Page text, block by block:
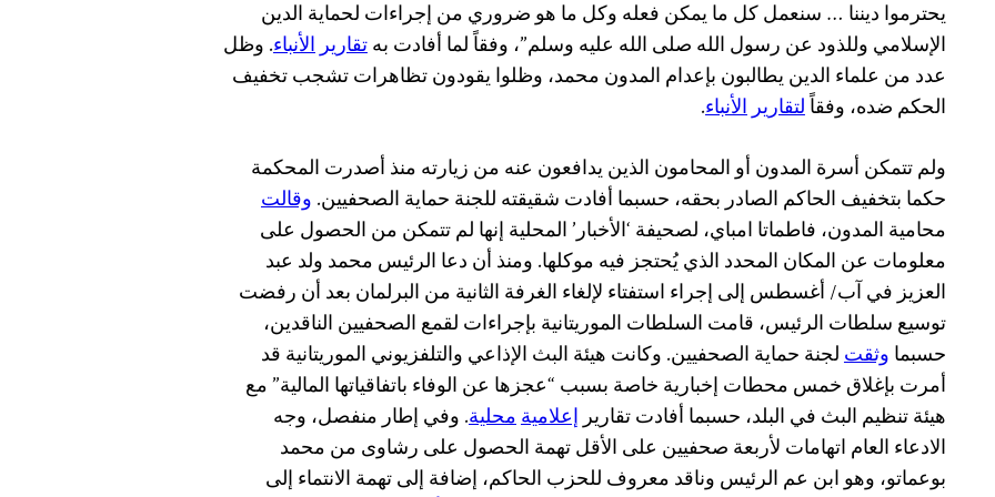
يحترموا ديننا … سنعمل كل ما يمكن فعله وكل ما هو ضروري من إجراءات لحماية الدين
الإسلامي وللذود عن رسول الله صلى الله عليه وسلم”، وفقاً لما أفادت بهتقاريرالأنباء. وظل
عدد من علماء الدين يطالبون بإعدام المدون محمد، وظلوا يقودون تظاهرات تشجب تخفيف
الحكم ضده، وفقاًلتقاريرالأنباء.
ولم تتمكن أسرة المدون أو المحامون الذين يدافعون عنه من زيارته منذ أصدرت المحكمة
حكما بتخفيف الحاكم الصادر بحقه، حسبما أفادت شقيقته للجنة حماية الصحفيين. وقالت
محامية المدون، فاطماتا امباي، لصحيفة ‘الأخبار’ المحلية إنها لم تتمكن من الحصول على
معلومات عن المكان المحدد الذي يُحتجز فيه موكلها. ومنذ أن دعا الرئيس محمد ولد عبد
العزيز في آب/ أغسطس إلى إجراء استفتاء لإلغاء الغرفة الثانية من البرلمان بعد أن رفضت
توسيع سلطات الرئيس، قامت السلطات الموريتانية بإجراءات لقمع الصحفيين الناقدين،
حسبما وثقتلجنة حماية الصحفيين. وكانت هيئة البث الإذاعي والتلفزيوني الموريتانية قد
أمرت بإغلاق خمس محطات إخبارية خاصة بسبب “عجزها عن الوفاء باتفاقياتها المالية” مع
هيئة تنظيم البث في البلد، حسبما أفادت تقاريرإعلاميةمحلية. وفي إطار منفصل، وجه
الادعاء العام اتهامات لأربعة صحفيين على الأقل تهمة الحصول على رشاوى من محمد
بوعماتو، وهو ابن عم الرئيس وناقد معروف للحزب الحاكم، إضافة إلى تهمة الانتماء إلى